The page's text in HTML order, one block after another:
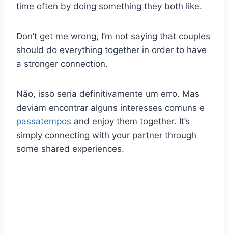
time often by doing something they both like.
Don’t get me wrong, I’m not saying that couples
should do everything together in order to have
a stronger connection.
Não, isso seria definitivamente um erro. Mas
deviam encontrar alguns interesses comuns e
passatempos and enjoy them together. It’s
simply connecting with your partner through
some shared experiences.